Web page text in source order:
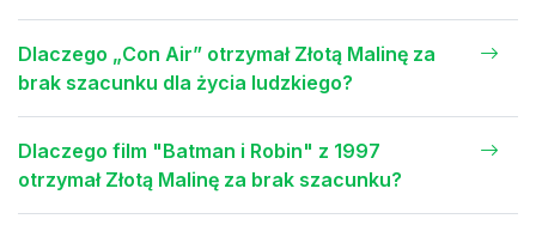
Dlaczego „Con Air” otrzymał Złotą Malinę za
brak szacunku dla życia ludzkiego?
Dlaczego film "Batman i Robin" z 1997
otrzymał Złotą Malinę za brak szacunku?